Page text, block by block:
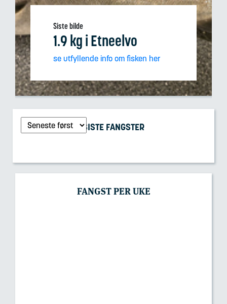
Siste bilde
1.9 kgi Etneelvo
se utfyllende info om fisken her
SISTE FANGSTER
FANGST PER UKE